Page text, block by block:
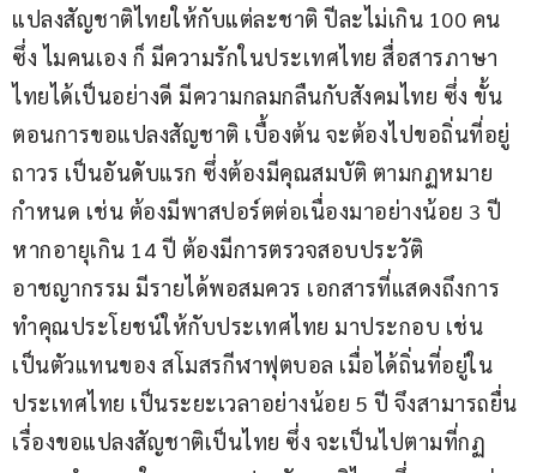
แปลงสัญชาติไทยให้กับแต่ละชาติ ปีละไม่เกิน 100 คน
ซึ่ง ไมคนเอง ก็ มีความรักในประเทศไทย สื่อสารภาษา
ไทยได้เป็นอย่างดี มีความกลมกลืนกับสังคมไทย ซึ่ง ขั้น
ตอนการขอแปลงสัญชาติ เบื้องต้น จะต้องไปขอถิ่นที่อยู่
ถาวร เป็นอันดับแรก ซึ่งต้องมีคุณสมบัติ ตามกฏหมาย
กำหนด เช่น ต้องมีพาสปอร์ตต่อเนื่องมาอย่างน้อย 3 ปี
หากอายุเกิน 14 ปี ต้องมีการตรวจสอบประวัติ
อาชญากรรม มีรายได้พอสมควร เอกสารที่แสดงถึงการ
ทำคุณประโยชน์ให้กับประเทศไทย มาประกอบ เช่น
เป็นตัวแทนของ สโมสรกีฬาฟุตบอล เมื่อได้ถิ่นที่อยู่ใน
ประเทศไทย เป็นระยะเวลาอย่างน้อย 5 ปี จึงสามารถยื่น
เรื่องขอแปลงสัญชาติเป็นไทย ซึ่ง จะเป็นไปตามที่กฏ